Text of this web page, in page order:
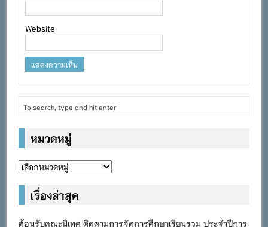
Website
หมวดหมู่
หมวด
เรื่องล่าสุด
ต้อนรับคณะนิเทศ ติดตามการจัดการศึกษาเรียนรวม ประจำปีการ